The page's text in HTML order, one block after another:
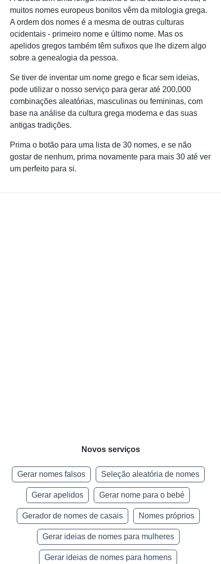
muitos nomes europeus bonitos vêm da mitologia grega.
A ordem dos nomes é a mesma de outras culturas
ocidentais - primeiro nome e último nome. Mas os
apelidos gregos também têm sufixos que lhe dizem algo
sobre a genealogia da pessoa.
Se tiver de inventar um nome grego e ficar sem ideias,
pode utilizar o nosso serviço para gerar até 200,000
combinações aleatórias, masculinas ou femininas, com
base na análise da cultura grega moderna e das suas
antigas tradições.
Prima o botão para uma lista de 30 nomes, e se não
gostar de nenhum, prima novamente para mais 30 até ver
um perfeito para si.
Novos serviços
Gerar nomes falsos Seleção aleatória de nomes
Gerar apelidos Gerar nome para o bebé
Gerador de nomes de casais Nomes próprios
Gerar ideias de nomes para mulheres
Gerar ideias de nomes para homens